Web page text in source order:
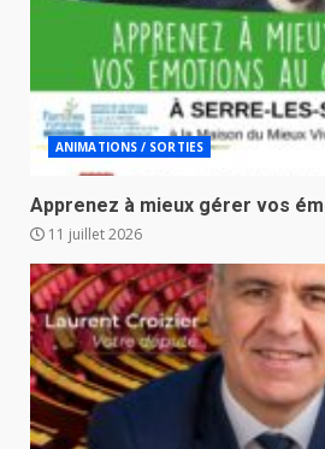
ANIMATIONS / SORTIES
Apprenez à mieux gérer vos
11 juillet 2026